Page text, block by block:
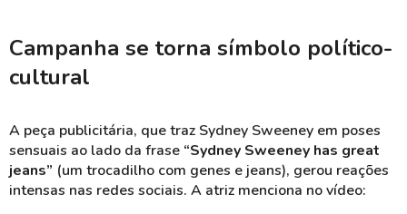
Campanha se torna símbolo político-
cultural
A peça publicitária, que traz Sydney Sweeney em poses
sensuais ao lado da frase “Sydney Sweeney has great
jeans” (um trocadilho com genes e jeans), gerou reações
intensas nas redes sociais. A atriz menciona no vídeo: